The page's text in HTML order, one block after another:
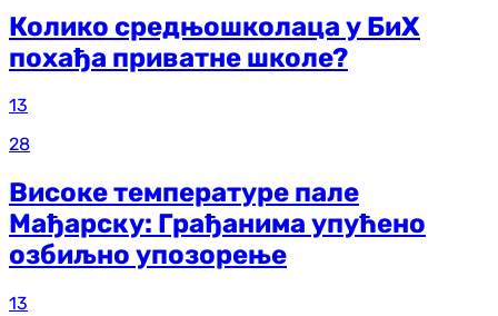
Колико средњошколаца у БиХ
похађа приватне школе?
13
28
Високе температуре пале
Мађарску: Грађанима упућено
озбиљно упозорење
13